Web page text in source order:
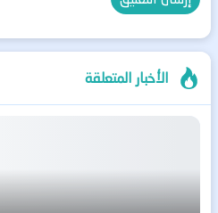
الأخبار المتعلقة